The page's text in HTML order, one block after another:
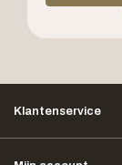
Klantenservice